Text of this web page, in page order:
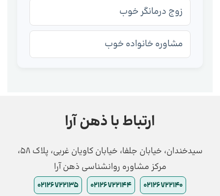
زوج درمانگر خوب
مشاوره خانواده خوب
ارتباط با ذهن آرا
سیدخندان، خیابان جلفا، خیابان کاویان غربی، پلاک 58،
مرکز مشاوره روانشناسی ذهن آرا
02126722140
02126722144
02126722135